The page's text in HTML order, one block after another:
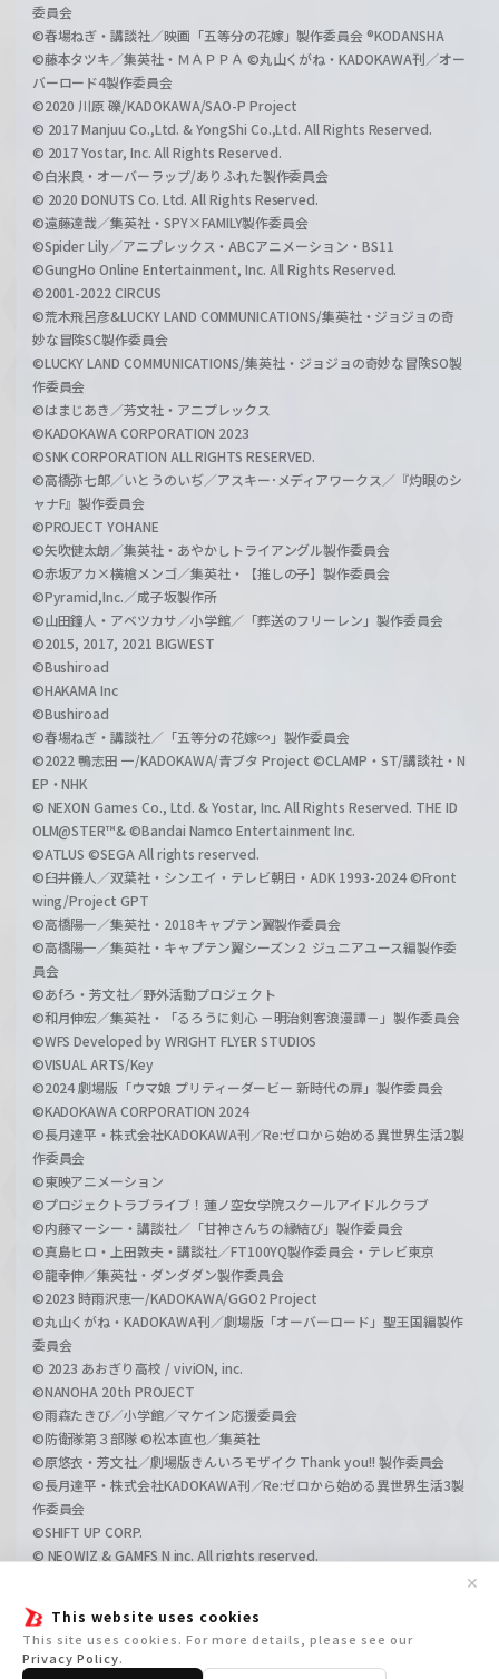
This website uses cookies
This site uses cookies. For more details, please see our
Privacy Policy.
✕
委員会
©春場ねぎ・講談社／映画「五等分の花嫁」製作委員会 ®KODANSHA
©藤本タツキ／集英社・ＭＡＰＰＡ ©丸山くがね・KADOKAWA刊／オー
バーロード4製作委員会
©2020 川原 礫/KADOKAWA/SAO-P Project
© 2017 Manjuu Co.,Ltd. & YongShi Co.,Ltd. All Rights Reserved.
© 2017 Yostar, Inc. All Rights Reserved.
©白米良・オーバーラップ/ありふれた製作委員会
© 2020 DONUTS Co. Ltd. All Rights Reserved.
©遠藤達哉／集英社・SPY×FAMILY製作委員会
©Spider Lily／アニプレックス・ABCアニメーション・BS11
©GungHo Online Entertainment, Inc. All Rights Reserved.
©2001-2022 CIRCUS
©荒木飛呂彦&LUCKY LAND COMMUNICATIONS/集英社・ジョジョの奇
妙な冒険SC製作委員会
©LUCKY LAND COMMUNICATIONS/集英社・ジョジョの奇妙な冒険SO製
作委員会
©はまじあき／芳文社・アニプレックス
©KADOKAWA CORPORATION 2023
©SNK CORPORATION ALL RIGHTS RESERVED.
©高橋弥七郎／いとうのいぢ／アスキー･メディアワークス／『灼眼のシ
ャナF』製作委員会
©PROJECT YOHANE
©矢吹健太朗／集英社・あやかしトライアングル製作委員会
©赤坂アカ×横槍メンゴ／集英社・【推しの子】製作委員会
©Pyramid,Inc.／成子坂製作所
©山田鐘人・アベツカサ／小学館／「葬送のフリーレン」製作委員会
©2015, 2017, 2021 BIGWEST
©Bushiroad
©HAKAMA Inc
©Bushiroad
©春場ねぎ・講談社／「五等分の花嫁∽」製作委員会
©2022 鴨志田 一/KADOKAWA/青ブタ Project ©CLAMP・ST/講談社・N
EP・NHK
© NEXON Games Co., Ltd. & Yostar, Inc. All Rights Reserved. THE ID
OLM@STER™& ©Bandai Namco Entertainment Inc.
©ATLUS ©SEGA All rights reserved.
©臼井儀人／双葉社・シンエイ・テレビ朝日・ADK 1993-2024 ©Front
wing/Project GPT
©高橋陽一／集英社・2018キャプテン翼製作委員会
©高橋陽一／集英社・キャプテン翼シーズン２ ジュニアユース編製作委
員会
©あfろ・芳文社／野外活動プロジェクト
©和月伸宏／集英社・「るろうに剣心 －明治剣客浪漫譚－」製作委員会
©WFS Developed by WRIGHT FLYER STUDIOS
©VISUAL ARTS/Key
©2024 劇場版「ウマ娘 プリティーダービー 新時代の扉」製作委員会
©KADOKAWA CORPORATION 2024
©長月達平・株式会社KADOKAWA刊／Re:ゼロから始める異世界生活2製
作委員会
©東映アニメーション
©プロジェクトラブライブ！蓮ノ空女学院スクールアイドルクラブ
©内藤マーシー・講談社／「甘神さんちの縁結び」製作委員会
©真島ヒロ・上田敦夫・講談社／FT100YQ製作委員会・テレビ東京
©龍幸伸／集英社・ダンダダン製作委員会
©2023 時雨沢恵一/KADOKAWA/GGO2 Project
©丸山くがね・KADOKAWA刊／劇場版「オーバーロード」聖王国編製作
委員会
© 2023 あおぎり高校 / viviON, inc.
©NANOHA 20th PROJECT
©雨森たきび／小学館／マケイン応援委員会
©防衛隊第３部隊 ©松本直也／集英社
©原悠衣・芳文社／劇場版きんいろモザイク Thank you!! 製作委員会
©長月達平・株式会社KADOKAWA刊／Re:ゼロから始める異世界生活3製
作委員会
©SHIFT UP CORP.
© NEOWIZ & GAMFS N inc. All rights reserved.
©GIRLS und PANZER Film Projekt
©GIRLS und PANZER Finale Projekt